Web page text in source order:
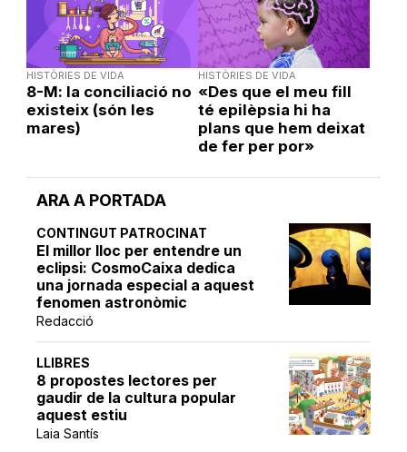
ARA A PORTADA
CONTINGUT PATROCINAT
El millor lloc per entendre un
eclipsi: CosmoCaixa dedica
una jornada especial a aquest
fenomen astronòmic
Redacció
LLIBRES
8 propostes lectores per
gaudir de la cultura popular
aquest estiu
Laia Santís
HISTÒRIES DE VIDA
8-M: la conciliació no
existeix (són les
mares)
HISTÒRIES DE VIDA
«Des que el meu fill
té epilèpsia hi ha
plans que hem deixat
de fer per por»